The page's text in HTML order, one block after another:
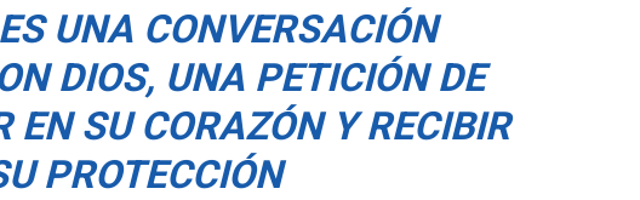
UNA CONVERSACIÓN
DIOS, UNA PETICIÓN DE
EN SU CORAZÓN Y RECIBIR
PROTECCIÓN